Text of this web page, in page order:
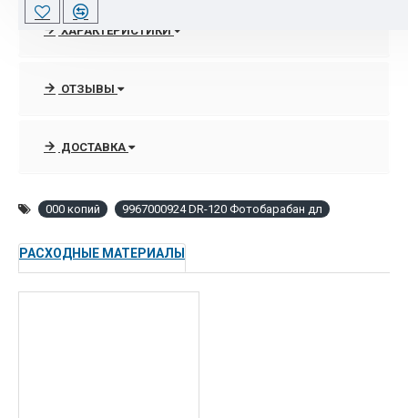
ХАРАКТЕРИСТИКИ
ОТЗЫВЫ
ДОСТАВКА
000 копий 9967000924 DR-120 Фотобарабан дл
РАСХОДНЫЕ МАТЕРИАЛЫ